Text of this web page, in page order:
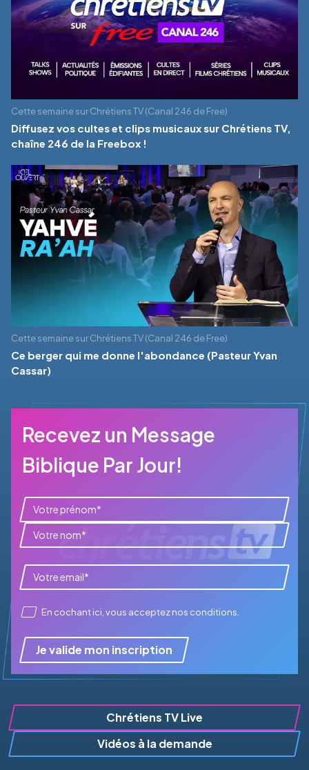
Cette semaine sur Chrétiens TV (Canal 246 de Free)
Diffusez vos cultes et clips musicaux sur Chrétiens TV,
chaîne 246 de la Freebox !
Cette semaine sur Chrétiens TV (Canal 246 de Free)
Ce berger qui me donne l'abondance (Pasteur Yvan
Cassar)
Recevez un Message
Biblique Par Jour!
En cochant ici, vous accepteznos conditions
Je valide mon inscription
Chrétiens TV Live
Vidéos à la demande